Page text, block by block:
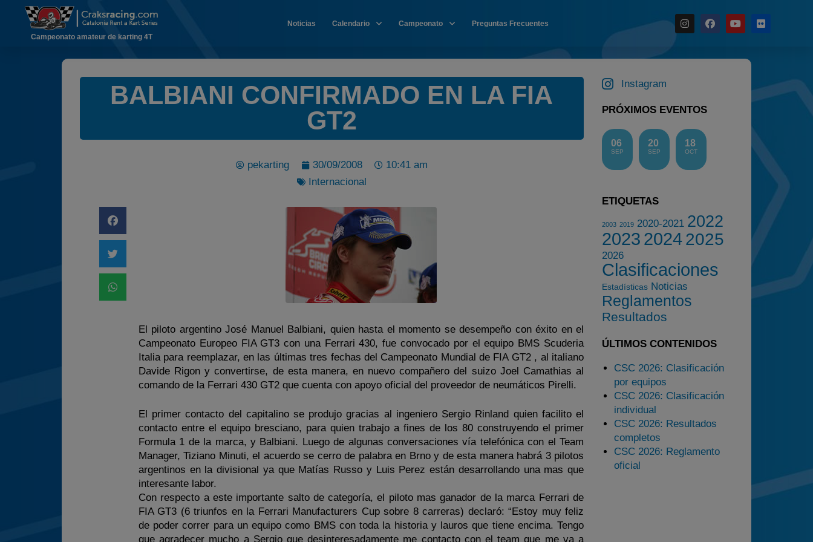
Temporada 2026
Temporadas anteriores
2024
Estadísticas
Campeonato amateur de karting 4T
Noticias Calendario Campeonato Preguntas Frecuentes
BALBIANI CONFIRMADO EN LA FIA
GT2
pekarting 30/09/2008
10:41 am
Internacional
El piloto argentino José Manuel Balbiani, quien hasta el momento se desempeño con éxito en el
Campeonato Europeo FIA GT3 con una Ferrari 430, fue convocado por el equipo BMS Scuderia
Italia para reemplazar, en las últimas tres fechas del Campeonato Mundial de FIA GT2 , al italiano
Davide Rigon y convertirse, de esta manera, en nuevo compañero del suizo Joel Camathias al
comando de la Ferrari 430 GT2 que cuenta con apoyo oficial del proveedor de neumáticos Pirelli.
El primer contacto del capitalino se produjo gracias al ingeniero Sergio Rinland quien facilito el
contacto entre el equipo bresciano, para quien trabajo a fines de los 80 construyendo el primer
Formula 1 de la marca, y Balbiani. Luego de algunas conversaciones vía telefónica con el Team
Manager, Tiziano Minuti, el acuerdo se cerro de palabra en Brno y de esta manera habrá 3 pilotos
argentinos en la divisional ya que Matías Russo y Luis Perez están desarrollando una mas que
interesante labor.
Con respecto a este importante salto de categoría, el piloto mas ganador de la marca Ferrari de
FIA GT3 (6 triunfos en la Ferrari Manufacturers Cup sobre 8 carreras) declaró: “Estoy muy feliz
de poder correr para un equipo como BMS con toda la historia y lauros que tiene encima. Tengo
que agradecer mucho a Sergio que desinteresadamente me contacto con el team que me va a
Instagram
PRÓXIMOS EVENTOS
06
SEP
20
SEP
18
OCT
ETIQUETAS
2003 2019 2020-2021 2022
2023 20242025
2026
Clasificaciones
Estadísticas Noticias
Reglamentos
Resultados
ÚLTIMOS CONTENIDOS
CSC 2026: Clasificación
por equipos
CSC 2026: Clasificación
individual
CSC 2026: Resultados
completos
CSC 2026: Reglamento
oficial